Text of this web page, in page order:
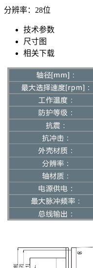
分辨率：28位
技术参数
尺寸图
相关下载